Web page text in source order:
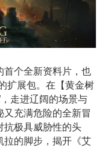
首个全新资料片，也
扩展包。在【黄金树
走进辽阔的场景与
充满危险的全新冒
抗极具威胁性的头
拉的脚步，揭开《艾